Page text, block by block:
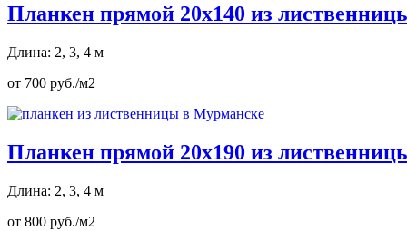
Планкен прямой 20х140 из
Длина: 2, 3, 4 м
от 700 руб./м2
Планкен прямой 20х190 из
Длина: 2, 3, 4 м
от 800 руб./м2